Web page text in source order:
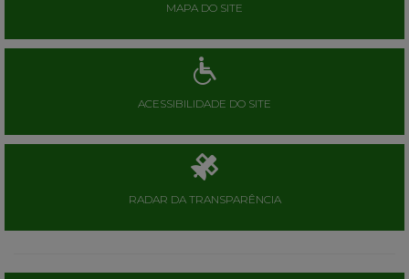
MAPA DO SITE
ACESSIBILIDADE DO SITE
RADAR DA TRANSPARÊNCIA